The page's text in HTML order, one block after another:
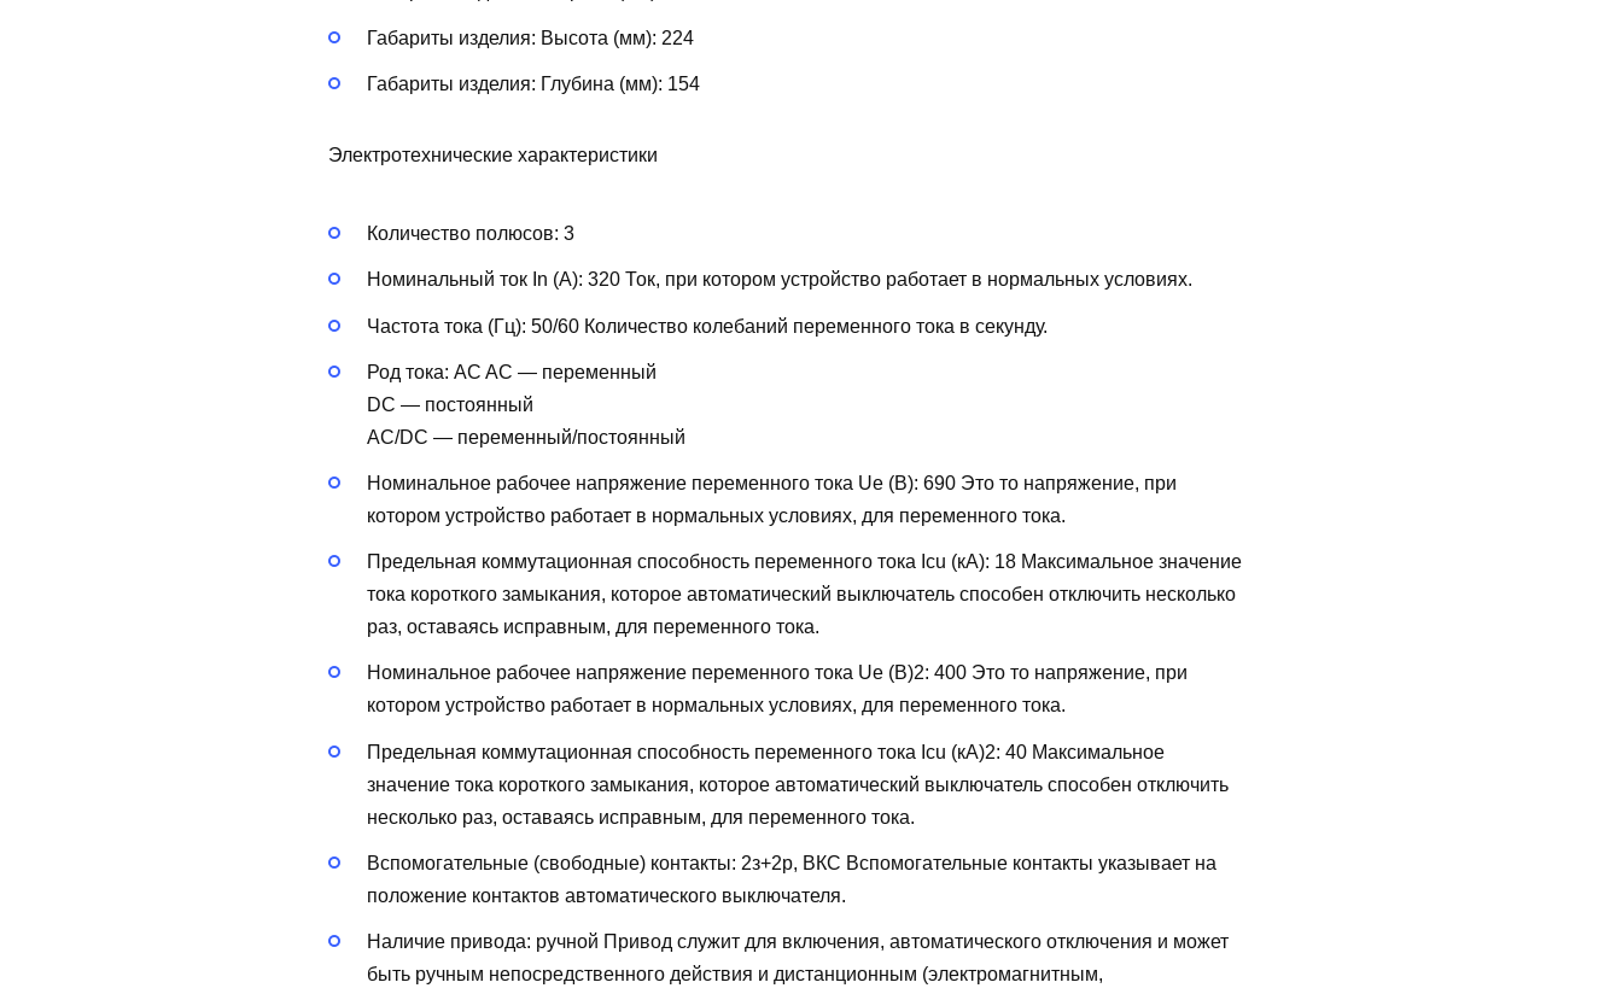
Габариты изделия: Высота (мм): 224
Габариты изделия: Глубина (мм): 154
Электротехнические характеристики
Количество полюсов: 3
Номинальный ток In (А): 320 Ток, при котором устройство работает в нормальных условиях.
Частота тока (Гц): 50/60 Количество колебаний переменного тока в секунду.
Род тока: AC AC — переменный
DC — постоянный
AC/DC — переменный/постоянный
Номинальное рабочее напряжение переменного тока Ue (В): 690 Это то напряжение, при
котором устройство работает в нормальных условиях, для переменного тока.
Предельная коммутационная способность переменного тока Icu (кА): 18 Максимальное значение
тока короткого замыкания, которое автоматический выключатель способен отключить несколько
раз, оставаясь исправным, для переменного тока.
Номинальное рабочее напряжение переменного тока Ue (В)2: 400 Это то напряжение, при
котором устройство работает в нормальных условиях, для переменного тока.
Предельная коммутационная способность переменного тока Icu (кА)2: 40 Максимальное
значение тока короткого замыкания, которое автоматический выключатель способен отключить
несколько раз, оставаясь исправным, для переменного тока.
Вспомогательные (свободные) контакты: 2з+2р, ВКС Вспомогательные контакты указывает на
положение контактов автоматического выключателя.
Наличие привода: ручной Привод служит для включения, автоматического отключения и может
быть ручным непосредственного действия и дистанционным (электромагнитным,